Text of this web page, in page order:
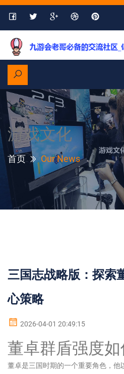
游戏文化
首页 Our News
三国志战略版：探索
心策略
2026-04-01 20:49:15
董卓群盾强度如
董卓是三国时期的一个重要角色，他